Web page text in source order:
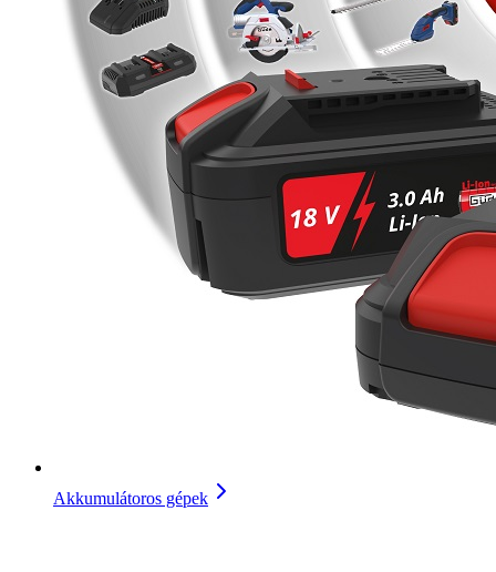
Akkumulátoros gépek